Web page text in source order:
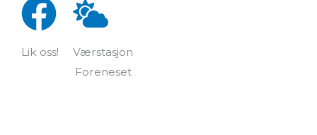
Lik oss!
Værstasjon
Foreneset